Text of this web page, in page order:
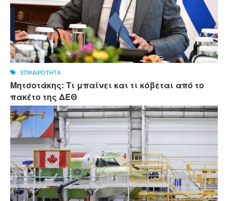
ΕΠΙΚΑΙΡΟΤΗΤΑ
Μητσοτάκης: Τι μπαίνει και τι κόβεται από το
πακέτο της ΔΕΘ